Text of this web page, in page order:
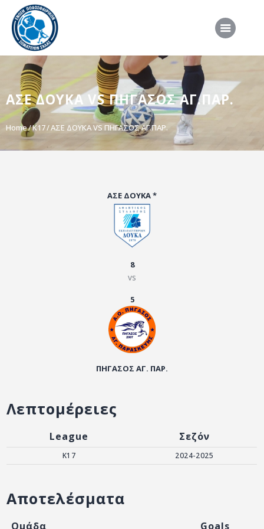
ΑΣΕ ΔΟΥΚΑ VS ΠΗΓΑΣΟΣ ΑΓ.ΠΑΡ.
Home Κ17 ΑΣΕ ΔΟΥΚΑ VS ΠΗΓΑΣΟΣ ΑΓ.ΠΑΡ.
ΑΡΧΙΚΗ
ΕΠΣΣ
ΔΙΟΡΓΑΝΩΣΕΙΣ
ΠΡΟΕΘΝΙΚΕΣ ΟΜΑΔΕΣ
ΣΥΝΕΝΤΕΥΞΕΙΣ
ΑΣΕ ΔΟΥΚΑ *
8
vs
5
ΠΗΓΑΣΟΣ ΑΓ. ΠΑΡ.
Λεπτομέρειες
League Σεζόν
Κ17 2024-2025
Αποτελέσματα
Ομάδα Goals